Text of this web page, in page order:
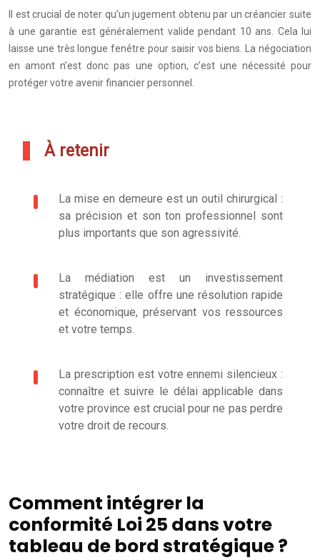
Il est crucial de noter qu’un jugement obtenu par un créancier suite
à une garantie est généralement valide pendant 10 ans. Cela lui
laisse une très longue fenêtre pour saisir vos biens. La négociation
en amont n’est donc pas une option, c’est une nécessité pour
protéger votre avenir financier personnel.
À retenir
La mise en demeure est un outil chirurgical :
sa précision et son ton professionnel sont
plus importants que son agressivité.
La médiation est un investissement
stratégique : elle offre une résolution rapide
et économique, préservant vos ressources
et votre temps.
La prescription est votre ennemi silencieux :
connaître et suivre le délai applicable dans
votre province est crucial pour ne pas perdre
votre droit de recours.
Comment intégrer la
conformité Loi 25 dans votre
tableau de bord stratégique ?